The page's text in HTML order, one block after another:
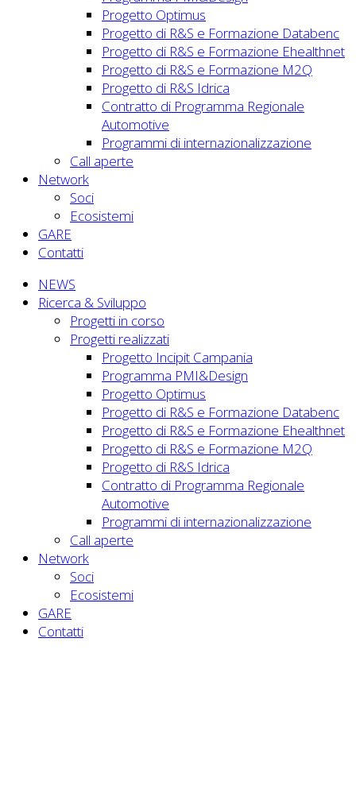
Progetto Optimus
Progetto di R&S e Formazione Databenc
Progetto di R&S e Formazione Ehealthnet
Progetto di R&S e Formazione M2Q
Progetto di R&S Idrica
Contratto di Programma Regionale
Automotive
Programmi di internazionalizzazione
Call aperte
Network
Soci
Ecosistemi
GARE
Contatti
NEWS
Ricerca & Sviluppo
Progetti in corso
Progetti realizzati
Progetto Incipit Campania
Programma PMI&Design
Progetto Optimus
Progetto di R&S e Formazione Databenc
Progetto di R&S e Formazione Ehealthnet
Progetto di R&S e Formazione M2Q
Progetto di R&S Idrica
Contratto di Programma Regionale
Automotive
Programmi di internazionalizzazione
Call aperte
Network
Soci
Ecosistemi
GARE
Contatti